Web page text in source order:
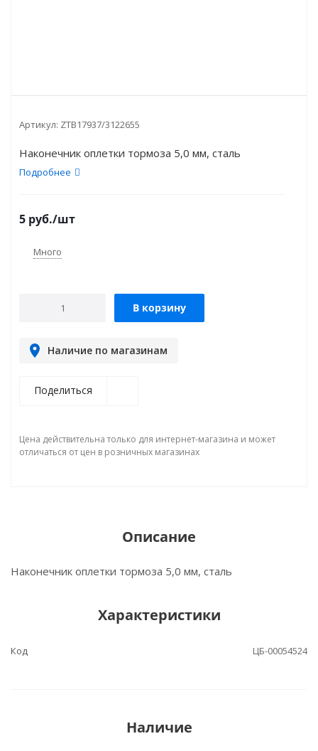
Артикул: ZTB17937/3122655
Наконечник оплетки тормоза 5,0 мм, сталь
Подробнее
5 руб./шт
Много
В корзину
Наличие по магазинам
Поделиться
Цена действительна только для интернет-магазина и может
отличаться от цен в розничных магазинах
Описание
Наконечник оплетки тормоза 5,0 мм, сталь
Характеристики
Код ЦБ-00054524
Наличие